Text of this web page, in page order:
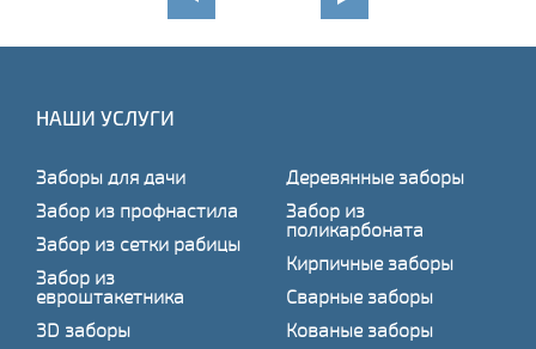
НАШИ УСЛУГИ
Заборы для дачи
Забор из профнастила
Забор из сетки рабицы
Забор из
евроштакетника
3D заборы
Деревянные заборы
Забор из
поликарбоната
Кирпичные заборы
Сварные заборы
Кованые заборы